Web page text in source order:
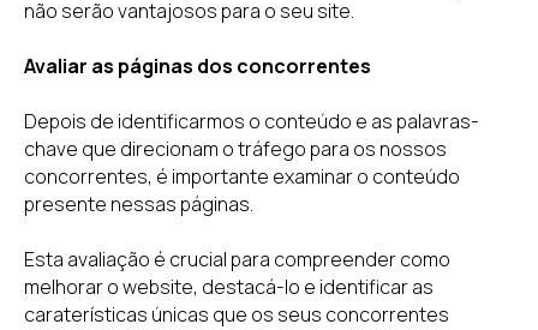
não serão vantajosos para o seu site.
Avaliar as páginas dos concorrentes
Depois de identificarmos o conteúdo e as palavras-
chave que direcionam o tráfego para os nossos
concorrentes, é importante examinar o conteúdo
presente nessas páginas.
Esta avaliação é crucial para compreender como
melhorar o website, destacá-lo e identificar as
caraterísticas únicas que os seus concorrentes